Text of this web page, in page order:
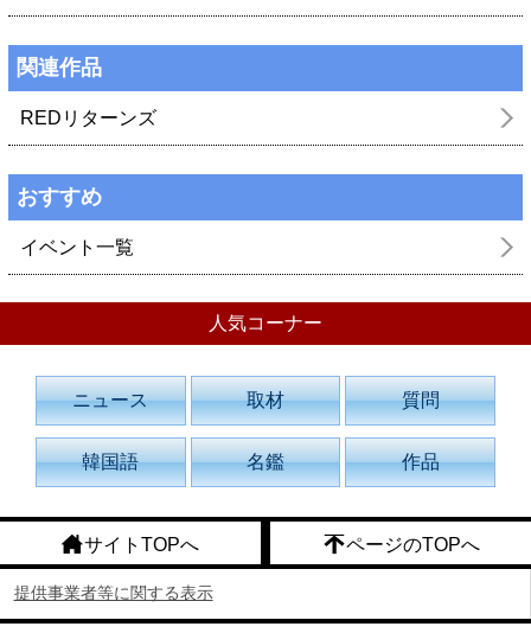
関連作品
REDリターンズ
おすすめ
イベント一覧
人気コーナー
ニュース 取材 質問
韓国語 名鑑 作品
サイトTOPへ ページのTOPへ
提供事業者等に関する表示